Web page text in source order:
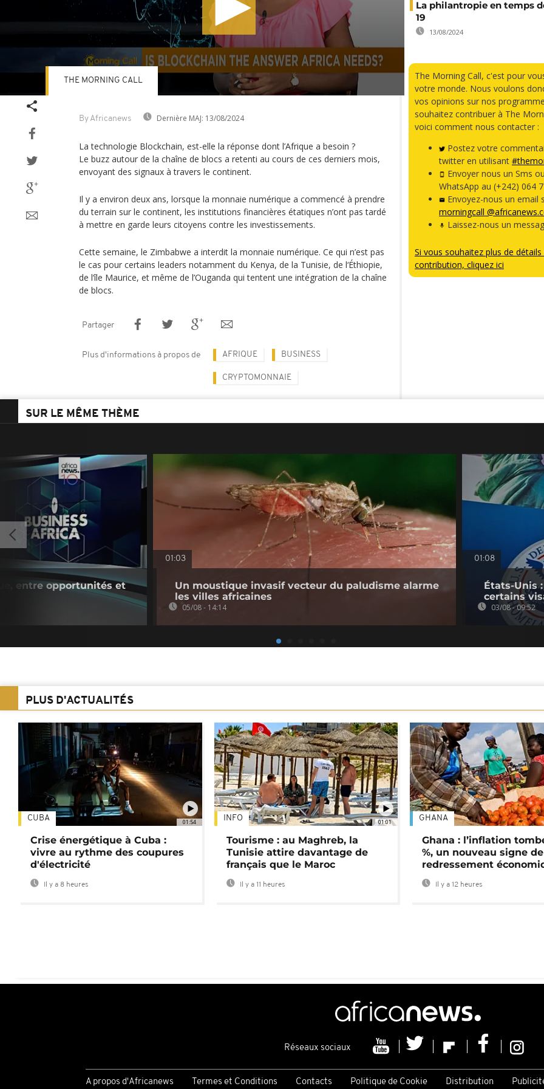
By Africanews Dernière MAJ: 13/08/2024
THE MORNING CALL
La technologie Blockchain, est-elle la réponse dont l’Afrique a besoin ?
Le buzz autour de la chaîne de blocs a retenti au cours de ces derniers mois,
envoyant des signaux à travers le continent.
Il y a environ deux ans, lorsque la monnaie numérique a commencé à prendre
du terrain sur le continent, les institutions financières étatiques n’ont pas tardé
à mettre en garde leurs citoyens contre les investissements.
Cette semaine, le Zimbabwe a interdit la monnaie numérique. Ce qui n’est pas
le cas pour certains leaders notamment du Kenya, de la Tunisie, de l‘Éthiopie,
de l‘île Maurice, et même de l’Ouganda qui tentent une intégration de la chaîne
de blocs.
Partager
Plus d'informations à propos de AFRIQUE BUSINESS
CRYPTOMONNAIE
La philantropie en temps
19
13/08/2024
The Morning Call, c'est pour
votre monde. Nous voulons
vos opinions sur nos
souhaitez contribuer à The
voici comment nous contacter :
Postez votre
twitter en utilisant
Envoyer nous un Sms ou
WhatsApp au (+242) 064
Envoyez-nous un email
morningcall
Laissez-nous un
Si vous souhaitez plus de détails
contribution, cliquez ici
SUR LE MÊME THÈME
entre opportunités et
01:03
Un moustique invasif vecteur du paludisme alarme
les villes africaines
05/08 - 14:14
01:08
États-Unis
certains
03/08 - 09:52
PLUS D'ACTUALITÉS
01:54
CUBA
Crise énergétique à Cuba :
vivre au rythme des coupures
d'électricité
Il y a 8 heures
01:01
INFO
Tourisme : au Maghreb, la
Tunisie attire davantage de
français que le Maroc
Il y a 11 heures
GHANA
Ghana : l’inflation
%, un nouveau signe de
redressement
Il y a 12 heures
Réseaux sociaux
A propos d'Africanews Termes et Conditions Contacts Politique de Cookie Distribution